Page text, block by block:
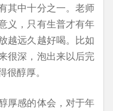
其中十分之一。老师
义，只有生普才有年
越远久越好喝。比如
很深，泡出来以后完
很醇厚。
厚感的体会，对于年